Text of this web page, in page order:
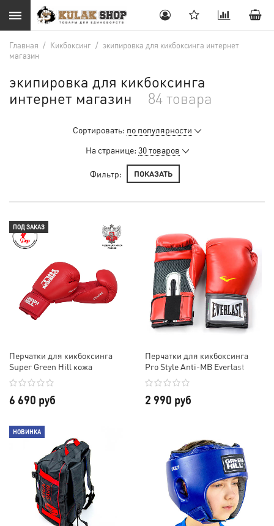
Главная / Кикбоксинг / экипировка для кикбоксинга интернет
магазин
экипировка для кикбоксинга
интернет магазин
84 товара
Сортировать: по популярности
На странице: 30 товаров
Фильтр: ПОКАЗАТЬ
ПОД ЗАКАЗ
Перчатки для кикбоксинга
Super Green Hill кожа
6 690 руб
Перчатки для кикбоксинга
Pro Style Anti-MB Everlast
2 990 руб
НОВИНКА